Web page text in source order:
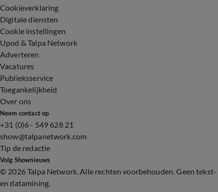
Cookieverklaring
Digitale diensten
Cookie instellingen
Upod & Talpa Network
Adverteren
Vacatures
Publieksservice
Toegankelijkheid
Over ons
Neem contact op
+31 (0)6 - 549 628 21
show@talpanetwork.com
Tip de redactie
Volg Shownieuws
© 2026 Talpa Network. Alle rechten voorbehouden. Geen tekst-
en datamining.